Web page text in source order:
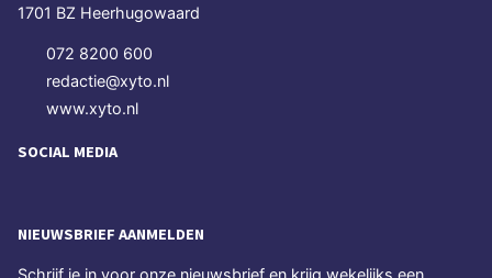
1701 BZ Heerhugowaard
072 8200 600
redactie@xyto.nl
www.xyto.nl
SOCIAL MEDIA
NIEUWSBRIEF AANMELDEN